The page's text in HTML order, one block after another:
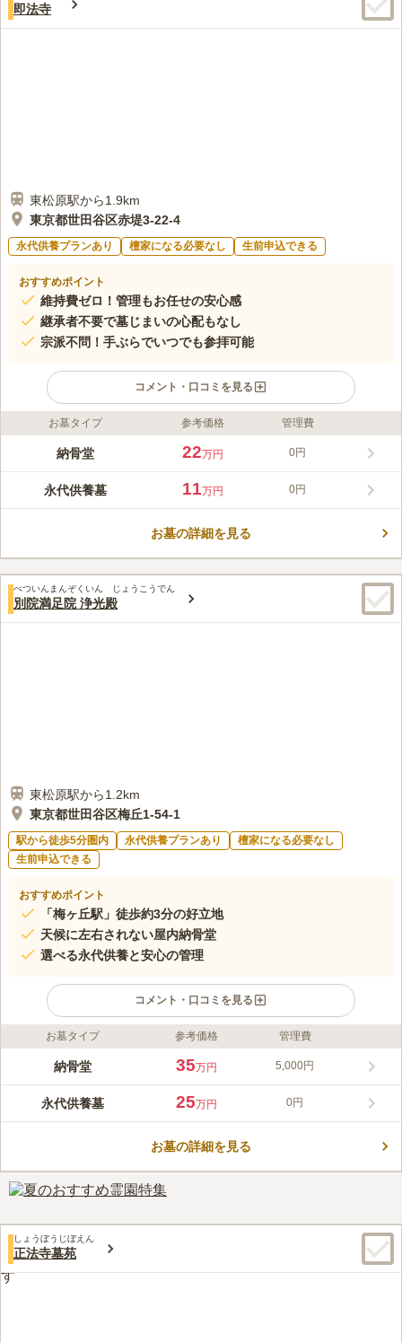
即法寺
東松原駅から1.9km
東京都世田谷区赤堤3-22-4
永代供養プランあり 檀家になる必要なし 生前申込できる
おすすめポイント
維持費ゼロ！管理もお任せの安心感
継承者不要で墓じまいの心配もなし
宗派不問！手ぶらでいつでも参拝可能
コメント・口コミを見る
ライフドット編集部のコメント
東京都世田谷区赤堤の静かな住宅街に佇む即法寺は、寛永15年に
グを施した墓地、2026年には時代のニーズに応えた「永代供養
付納骨堂 御守閣」が建立され、時代に寄り添うお参りの形を提
ど3駅から徒歩圏内というアクセスの良さも魅力で、いつでも気
この霊園はまだ誰からも評価されていません。
お墓タイプ 参考価格 管理費
納骨堂 22万円 0円
永代供養墓 11万円 0円
お墓の詳細を見る
べついんまんぞくいん じょうこうでん
別院満足院 浄光殿
東松原駅から1.2km
東京都世田谷区梅丘1-54-1
駅から徒歩5分圏内 永代供養プランあり
檀家になる必要なし
生前申込できる
おすすめポイント
「梅ヶ丘駅」徒歩約3分の好立地
天候に左右されない屋内納骨堂
選べる永代供養と安心の管理
コメント・口コミを見る
ライフドット編集部のコメント
閑静な住宅街の中に映える翡翠色の屋根が印象的な別院満足院。
として、昭和元年に創始されました。 小田急線「梅ヶ丘駅」か
ら徒歩３分という便利な立地にありながら、都会の喧騒を忘れさ
内にあり、天候を気にせずにゆっくりお参りいただけます。宗旨
この霊園はまだ誰からも評価されていません。
お墓タイプ 参考価格 管理費
納骨堂 35万円 5,000円
永代供養墓 25万円 0円
お墓の詳細を見る
しょうぼうじぼえん
正法寺墓苑